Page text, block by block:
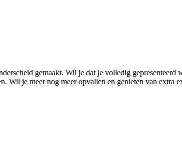
gemaakt. Wil je dat je volledig gepresenteerd
je meer nog meer opvallen en genieten van extra